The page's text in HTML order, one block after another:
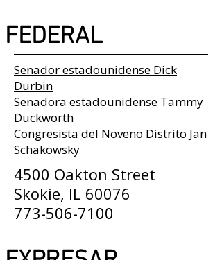
FEDERAL
Senador estadounidense Dick
Durbin
Senadora estadounidense Tammy
Duckworth
Congresista del Noveno Distrito Jan
Schakowsky
4500 Oakton Street
Skokie, IL 60076
773-506-7100